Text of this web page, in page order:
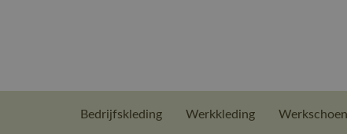
Bedrijfskleding Werkkleding